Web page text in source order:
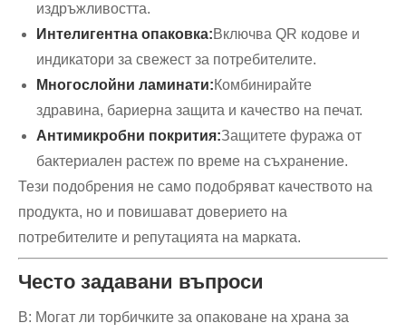
издръжливостта.
Интелигентна опаковка:Включва QR кодове и
индикатори за свежест за потребителите.
Многослойни ламинати:Комбинирайте
здравина, бариерна защита и качество на печат.
Антимикробни покрития:Защитете фуража от
бактериален растеж по време на съхранение.
Тези подобрения не само подобряват качеството на
продукта, но и повишават доверието на
потребителите и репутацията на марката.
Често задавани въпроси
В: Могат ли торбичките за опаковане на храна за